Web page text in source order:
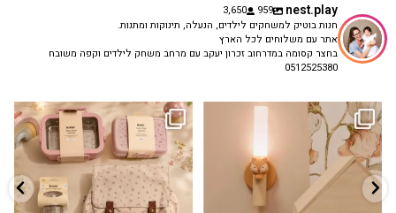
nest.play
959
3,650
חנות בוטיק למשחקים לילדים, הנעלה, תינוקות ומתנות.
אתר עם משלוחים לכל הארץ
בחצר קסומה במדרחוב זכרון יעקב עם מרחב משחק לילדים וקפה משובח
0512525380
✨ חוזרים למסגרת בסטייל! ✨
הקולקציה החדשה...
9 4
גם פריט עיצובי לחדר, גם מנורת לילה
...
0